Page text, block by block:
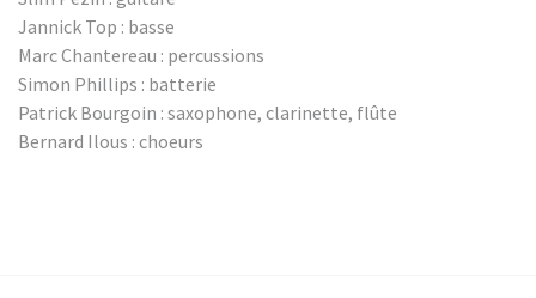
Jannick Top : basse
Marc Chantereau : percussions
Simon Phillips : batterie
Patrick Bourgoin : saxophone, clarinette, flûte
Bernard Ilous : choeurs